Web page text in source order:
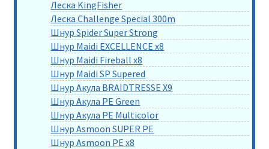
Леска KingFisher
Леска Challenge Special 300m
Шнур Spider Super Strong
Шнур Maidi EXCELLENCE x8
Шнур Maidi Fireball x8
Шнур Maidi SP Supered
Шнур Акула BRAIDTRESSE X9
Шнур Акула PE Green
Шнур Акула PE Multicolor
Шнур Asmoon SUPER PE
Шнур Asmoon PE x8